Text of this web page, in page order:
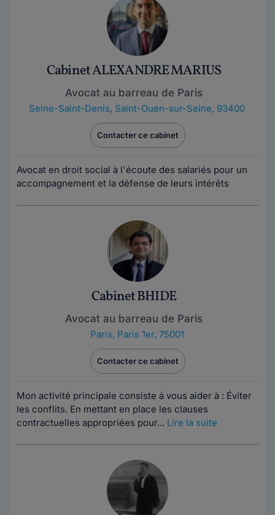
Cabinet ALEXANDRE MARIUS
Avocat au barreau de Paris
Seine-Saint-Denis, Saint-Ouen-sur-Seine, 93400
Contacter ce cabinet
Avocat en droit social à l'écoute des salariés pour un
accompagnement et la défense de leurs intérêts
Cabinet BHIDE
Avocat au barreau de Paris
Paris, Paris 1er, 75001
Contacter ce cabinet
Mon activité principale consiste à vous aider à : Éviter
les conflits. En mettant en place les clauses
contractuelles appropriées pour... Lire la suite